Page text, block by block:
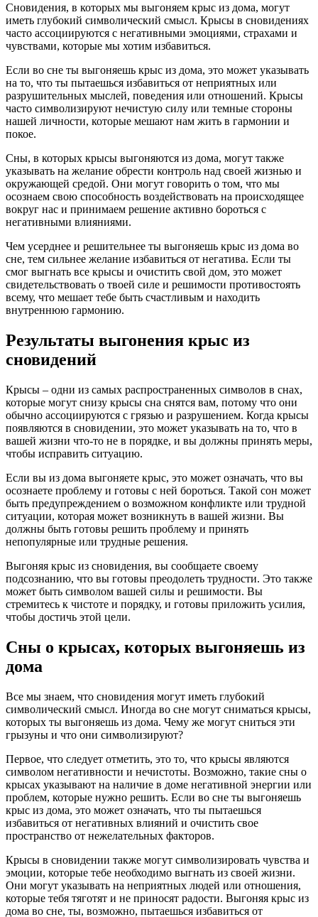
Сновидения, в которых мы выгоняем крыс из дома, могут
иметь глубокий символический смысл. Крысы в сновидениях
часто ассоциируются с негативными эмоциями, страхами и
чувствами, которые мы хотим избавиться.
Если во сне ты выгоняешь крыс из дома, это может указывать
на то, что ты пытаешься избавиться от неприятных или
разрушительных мыслей, поведения или отношений. Крысы
часто символизируют нечистую силу или темные стороны
нашей личности, которые мешают нам жить в гармонии и
покое.
Сны, в которых крысы выгоняются из дома, могут также
указывать на желание обрести контроль над своей жизнью и
окружающей средой. Они могут говорить о том, что мы
осознаем свою способность воздействовать на происходящее
вокруг нас и принимаем решение активно бороться с
негативными влияниями.
Чем усерднее и решительнее ты выгоняешь крыс из дома во
сне, тем сильнее желание избавиться от негатива. Если ты
смог выгнать все крысы и очистить свой дом, это может
свидетельствовать о твоей силе и решимости противостоять
всему, что мешает тебе быть счастливым и находить
внутреннюю гармонию.
Результаты выгонения крыс из
сновидений
Крысы – одни из самых распространенных символов в снах,
которые могут снизу крысы сна снятся вам, потому что они
обычно ассоциируются с грязью и разрушением. Когда крысы
появляются в сновидении, это может указывать на то, что в
вашей жизни что-то не в порядке, и вы должны принять меры,
чтобы исправить ситуацию.
Если вы из дома выгоняете крыс, это может означать, что вы
осознаете проблему и готовы с ней бороться. Такой сон может
быть предупреждением о возможном конфликте или трудной
ситуации, которая может возникнуть в вашей жизни. Вы
должны быть готовы решить проблему и принять
непопулярные или трудные решения.
Выгоняя крыс из сновидения, вы сообщаете своему
подсознанию, что вы готовы преодолеть трудности. Это также
может быть символом вашей силы и решимости. Вы
стремитесь к чистоте и порядку, и готовы приложить усилия,
чтобы достичь этой цели.
Сны о крысах, которых выгоняешь из
дома
Все мы знаем, что сновидения могут иметь глубокий
символический смысл. Иногда во сне могут сниматься крысы,
которых ты выгоняешь из дома. Чему же могут сниться эти
грызуны и что они символизируют?
Первое, что следует отметить, это то, что крысы являются
символом негативности и нечистоты. Возможно, такие сны о
крысах указывают на наличие в доме негативной энергии или
проблем, которые нужно решить. Если во сне ты выгоняешь
крыс из дома, это может означать, что ты пытаешься
избавиться от негативных влияний и очистить свое
пространство от нежелательных факторов.
Крысы в сновидении также могут символизировать чувства и
эмоции, которые тебе необходимо выгнать из своей жизни.
Они могут указывать на неприятных людей или отношения,
которые тебя тяготят и не приносят радости. Выгоняя крыс из
дома во сне, ты, возможно, пытаешься избавиться от